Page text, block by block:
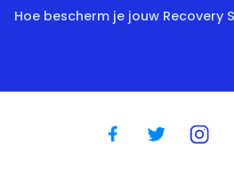
Hoe bescherm je jouw Recovery